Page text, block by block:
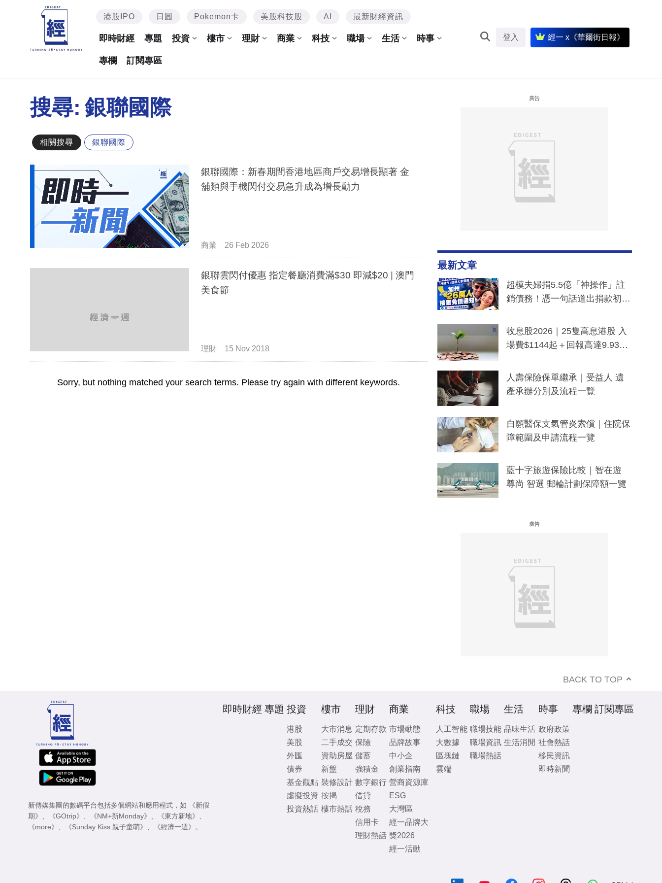
港股IPO 日圓 Pokemon卡 美股科技股 AI 最新財經資訊
即時財經 專題 投資 樓市 理財 商業 科技 職場 生活 時事
專欄 訂閱專區
登入 經一 x《華爾街日報》
搜尋: 銀聯國際
相關搜尋 銀聯國際
銀聯國際：新春期間香港地區商戶交易增長顯著 金
舖類與手機閃付交易急升成為增長動力
商業 26 Feb 2026
銀聯雲閃付優惠 指定餐廳消費滿$30 即減$20 | 澳門
美食節
理財 15 Nov 2018
Sorry, but nothing matched your search terms. Please try again with different keywords.
廣告
最新文章
超模夫婦捐5.5億「神操作」註
銷債務！憑一句話道出捐款初
一度被誤當詐騙手段
收息股2026｜25隻高息港股 入
場費$1144起＋回報高達9.93
人壽保險保單繼承｜受益人 遺
產承辦分別及流程一覽
自願醫保支氣管炎索償｜住院保
障範圍及申請流程一覽
藍十字旅遊保險比較｜智在遊
尊尚 智選 郵輪計劃保障額一覽
廣告
BACK TO TOP
新傳媒集團的數碼平台包括多個網站和應用程式，如
《新假
期》
《GOtrip》 《NM+新Monday》 《東方新地》
《more》
《Sunday Kiss 親子童萌》 《經濟一週》 。
即時財經 專題 投資
港股
美股
外匯
債券
基金觀點
虛擬投資
投資熱話
樓市
大市消息
二手成交
資助房屋
新盤
裝修設計
按揭
樓市熱話
理財
定期存款
保險
儲蓄
強積金
數字銀行
借貸
稅務
信用卡
理財熱話
商業
市場動態
品牌故事
中小企
創業指南
營商資源庫
ESG
大灣區
經一品牌大
獎2026
經一活動
科技
人工智能
大數據
區塊鏈
雲端
職場
職場技能
職場資訊
職場熱話
生活
品味生活
生活消閒
時事
政府政策
社會熱話
移民資訊
即時新聞
專欄 訂閱專區